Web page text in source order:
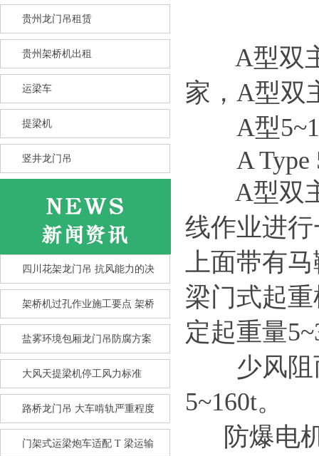
贵州龙门吊租赁
贵州架桥机出租
运梁车
提梁机
竖井龙门吊
四川花架龙门吊 抗风能力的决
架桥机过孔作业施工要点 架桥
盐雾环境包厢龙门吊防腐方案
大风天提梁机停工风力标准
路桥龙门吊 大车啃轨严重程度
门架式运梁炮车适配 T 梁运输
竖井龙门吊选型核心要点 竖井
龙
A型双主
家，A型双
A型
A Type
A型双主
线作业进
上面带有
梁门式起
定起重量
少风阻而
5~160t。
防爆电机